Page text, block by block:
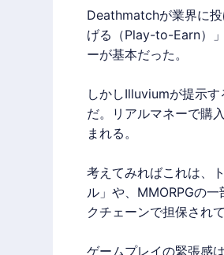
Deathmatchが業界に
げる（Play-to-Earn）
ーが基本だった。
しかしIlluviumが提示
だ。リアルマネーで購
まれる。
考えてみればこれは、
ル」や、MMORPGの
クチェーンで担保され
ゲームプレイの緊張感